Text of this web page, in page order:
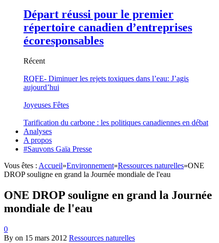
Départ réussi pour le premier
répertoire canadien d’entreprises
écoresponsables
Récent
RQFE- Diminuer les rejets toxiques dans l’eau: J’agis
aujourd’hui
Joyeuses Fêtes
Tarification du carbone : les politiques canadiennes en débat
Analyses
A propos
#Sauvons Gaïa Presse
Vous êtes : Accueil»Environnement»Ressources naturelles»ONE
DROP souligne en grand la Journée mondiale de l'eau
ONE DROP souligne en grand la Journée
mondiale de l'eau
0
By on 15 mars 2012 Ressources naturelles